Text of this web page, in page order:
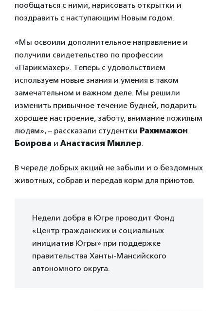
пообщаться с ними, нарисовать открытки и
поздравить с наступающим Новым годом.
«Мы освоили дополнительное направление и
получили свидетельство по профессии
«Парикмахер». Теперь с удовольствием
используем новые знания и умения в таком
замечательном и важном деле. Мы решили
изменить привычное течение будней, подарить
хорошее настроение, заботу, внимание пожилым
людям», – рассказали студентки Рахимажон
Боирова и Анастасия Миллер.
В череде добрых акций не забыли и о бездомных
животных, собрав и передав корм для приютов.
Недели добра в Югре проводит Фонд
«Центр гражданских и социальных
инициатив Югры» при поддержке
правительства Ханты-Мансийского
автономного округа.